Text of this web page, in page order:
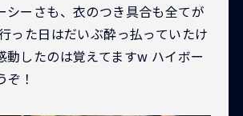
シーさも、衣のつき具合も全てが
った日はだいぶ酔っ払っていたけ
動したのは覚えてますw ハイボー
！